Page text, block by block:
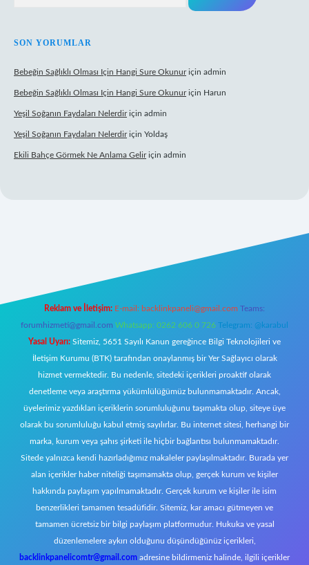
SON YORUMLAR
Bebeğin Sağlıklı Olması Için Hangi Sure Okunuriçin admin
Bebeğin Sağlıklı Olması Için Hangi Sure Okunuriçin Harun
Yeşil Soğanın Faydaları Nelerdiriçin admin
Yeşil Soğanın Faydaları Nelerdiriçin Yoldaş
Ekili Bahçe Görmek Ne Anlama Geliriçin admin
Reklam ve İletişim: E-mail: backlinkpaneli@gmail.com Teams:
forumhizmeti@gmail.com Whatsapp: 0262 606 0 726 Telegram: @karabul
Yasal Uyarı: Sitemiz, 5651 Sayılı Kanun gereğince Bilgi Teknolojileri ve
İletişim Kurumu (BTK) tarafından onaylanmış bir Yer Sağlayıcı olarak
hizmet vermektedir. Bu nedenle, sitedeki içerikleri proaktif olarak
denetleme veya araştırma yükümlülüğümüz bulunmamaktadır. Ancak,
üyelerimiz yazdıkları içeriklerin sorumluluğunu taşımakta olup, siteye üye
olarak bu sorumluluğu kabul etmiş sayılırlar. Bu internet sitesi, herhangi bir
marka, kurum veya şahıs şirketi ile hiçbir bağlantısı bulunmamaktadır.
Sitede yalnızca kendi hazırladığımız makaleler paylaşılmaktadır. Burada yer
alan içerikler haber niteliği taşımamakta olup, gerçek kurum ve kişiler
hakkında paylaşım yapılmamaktadır. Gerçek kurum ve kişiler ile isim
benzerlikleri tamamen tesadüfidir. Sitemiz, kar amacı gütmeyen ve
tamamen ücretsiz bir bilgi paylaşım platformudur. Hukuka ve yasal
düzenlemelere aykırı olduğunu düşündüğünüz içerikleri,
backlinkpanelicomtr@gmail.com adresine bildirmeniz halinde, ilgili içerikler